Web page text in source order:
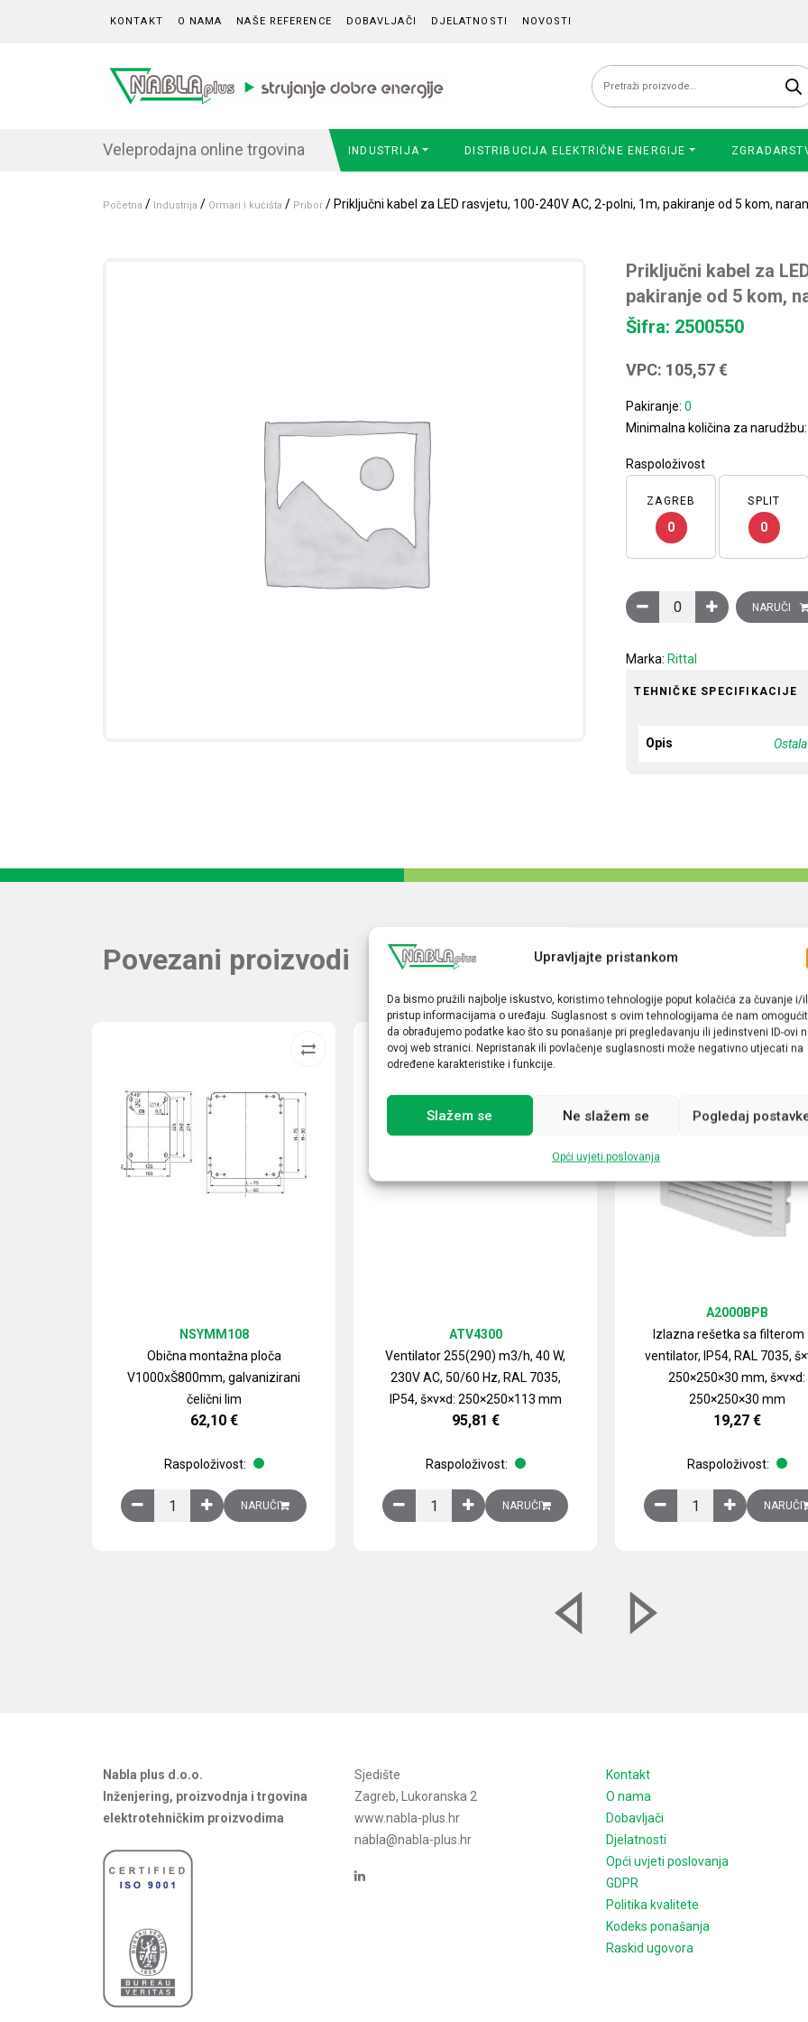
Upravljajte pristankom
Da bismo pružili najbolje iskustvo, koristimo tehnologije poput kolačića za čuvanje i/
pristup informacijama o uređaju. Suglasnost s ovim tehnologijama će nam
da obrađujemo podatke kao što su ponašanje pri pregledavanju ili jedinstveni ID-ovi
ovoj web stranici. Nepristanak ili povlačenje suglasnosti može negativno utjecati na
određene karakteristike i funkcije.
Slažem se Ne slažem se Pogledaj
Opći uvjeti poslovanja
KONTAKT O NAMA NAŠE REFERENCE DOBAVLJAČI DJELATNOSTI NOVOSTI
Pretraži:
Veleprodajna online trgovina INDUSTRIJA DISTRIBUCIJA ELEKTRIČNE ENERGIJE
Početna / Industrija / Ormari i kućišta / Pribor / Priključni kabel za LED rasvjetu, 100-240V AC, 2-polni, 1m, pakiranje od 5 kom,
Priključni kabel za
pakiranje od 5 kom,
Šifra: 2500550
VPC: 105,57€
Pakiranje:0
Minimalna količina za narudžbu:
Raspoloživost
ZAGREB
0
SPLIT
0
Priključni kabel za LED
NARUČI
Marka: Rittal
TEHNIČKE SPECIFIKACIJE
Opis
Povezani proizvodi
Obična montažna ploča
V1000xŠ800mm, galvanizirani
čelični lim
NSYMM108
62,10 €
Raspoloživost:
Obična montažna ploča V1000xŠ800mm, galvanizirani čelični lim količina
NARUČI
Ventilator 255(290) m3/h, 40 W,
230V AC, 50/60 Hz, RAL 7035,
IP54, š×v×d: 250×250×113 mm
ATV4300
95,81 €
Raspoloživost:
Ventilator 255(290) m3/h, 40 W, 230V AC, 50/60 Hz, RAL 7035,
NARUČI
Izlazna rešetka sa filterom
ventilator, IP54, RAL 7035,
250×250×30 mm, š×v×d:
250×250×30 mm
A2000BPB
19,27 €
Raspoloživost:
Izlazna rešetka saNARUČI
Nabla plus d.o.o.
Inženjering, proizvodnja i trgovina
elektrotehničkim proizvodima
Sjedište
Zagreb, Lukoranska 2
www.nabla-plus.hr
nabla@nabla-plus.hr
Kontakt
O nama
Dobavljači
Djelatnosti
Opći uvjeti poslovanja
GDPR
Politika kvalitete
Kodeks ponašanja
Raskid ugovora